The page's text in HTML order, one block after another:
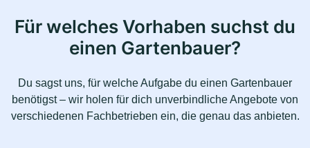
Für welches Vorhaben suchst du
einen Gartenbauer?
Du sagst uns, für welche Aufgabe du einen Gartenbauer
benötigst – wir holen für dich unverbindliche Angebote von
verschiedenen Fachbetrieben ein, die genau das anbieten.